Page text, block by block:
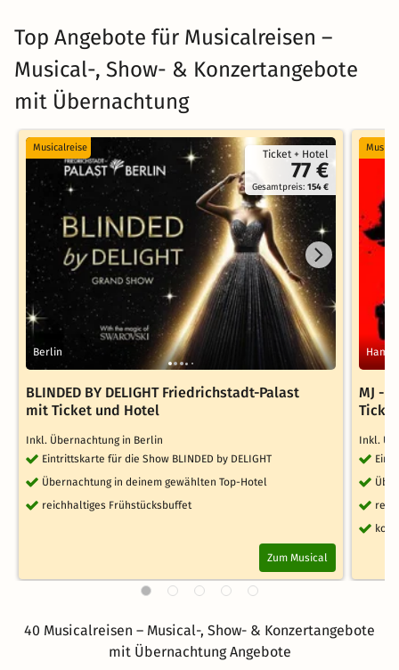
Top Angebote für Musicalreisen –
Musical-, Show- & Konzertangebote
mit Übernachtung
Ticket + Hotel
77 €
Gesamtpreis:154 €
Musicalreise
Berlin
BLINDED BY DELIGHT Friedrichstadt-Palast
mit Ticket und Hotel
Inkl. Übernachtung in Berlin
Eintrittskarte für die Show BLINDED by DELIGHT
Übernachtung in deinem gewählten Top-Hotel
reichhaltiges Frühstücksbuffet
Zum Musical
MJ -
Inkl.
40 Musicalreisen – Musical-, Show- & Konzertangebote
mit Übernachtung Angebote